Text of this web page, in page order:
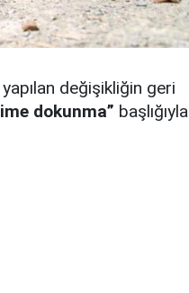
yapılan değişikliğin geri
dokunma” başlığıyla